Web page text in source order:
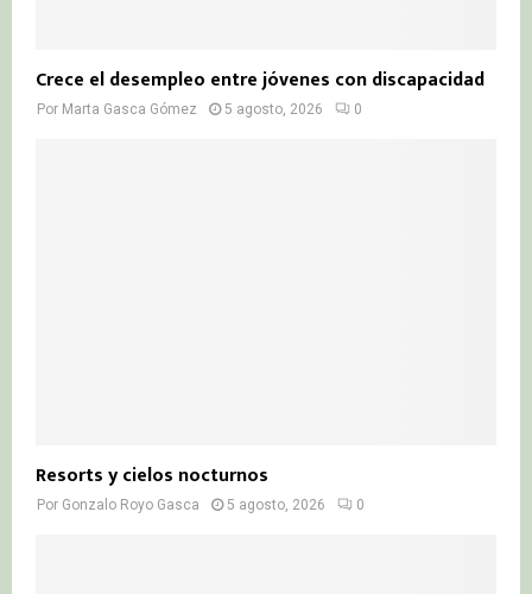
Crece el desempleo entre jóvenes con discapacidad
Por Marta Gasca Gómez 5 agosto, 2026 0
Resorts y cielos nocturnos
Por Gonzalo Royo Gasca 5 agosto, 2026 0